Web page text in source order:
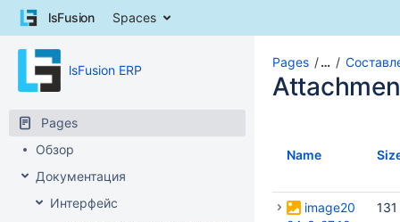
Skip
breadcrumbs
Skip
header
lsFusion Spaces
lsFusion ERP
Pages
Обзор
Документация
Интерфейс
Pages …
Name
image20